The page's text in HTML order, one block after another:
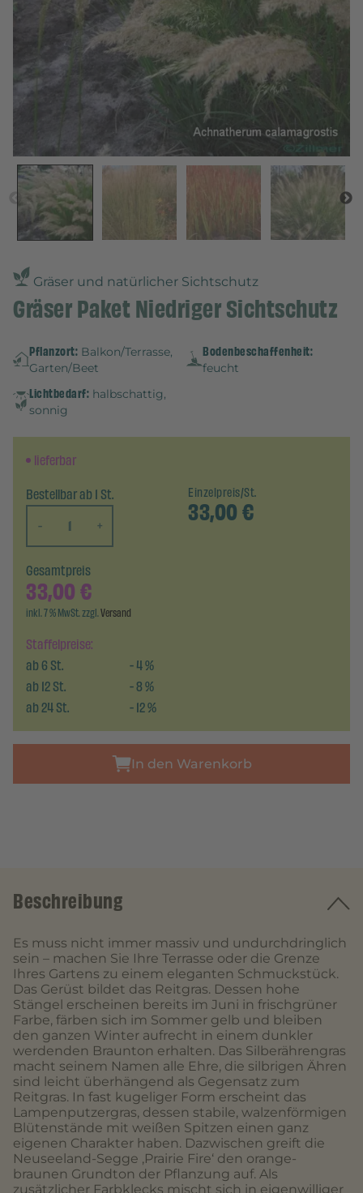
Gräser und natürlicher Sichtschutz
Gräser Paket Niedriger Sichtschutz
Pflanzort: Balkon/Terrasse,
Garten/Beet
Bodenbeschaffenheit:
feucht
Lichtbedarf: halbschattig,
sonnig
lieferbar
Bestellbar ab 1 St.
-
+
Einzelpreis/St.
33,00€
Staffelpreise:
ab6St. -4%
ab12St. -8%
ab24St. -12%
Gesamtpreis
33,00€
inkl. 7 % MwSt. zzgl.Versand
In den Warenkorb
Beschreibung
Es muss nicht immer massiv und undurchdringlich
sein – machen Sie Ihre Terrasse oder die Grenze
Ihres Gartens zu einem eleganten Schmuckstück.
Das Gerüst bildet das Reitgras. Dessen hohe
Stängel erscheinen bereits im Juni in frischgrüner
Farbe, färben sich im Sommer gelb und bleiben
den ganzen Winter aufrecht in einem dunkler
werdenden Braunton erhalten. Das Silberährengras
macht seinem Namen alle Ehre, die silbrigen Ähren
sind leicht überhängend als Gegensatz zum
Reitgras. In fast kugeliger Form erscheint das
Lampenputzergras, dessen stabile, walzenförmigen
Blütenstände mit weißen Spitzen einen ganz
eigenen Charakter haben. Dazwischen greift die
Neuseeland-Segge ‚Prairie Fire‘ den orange-
braunen Grundton der Pflanzung auf. Als
zusätzlicher Farbklecks mischt sich in eigenwilliger